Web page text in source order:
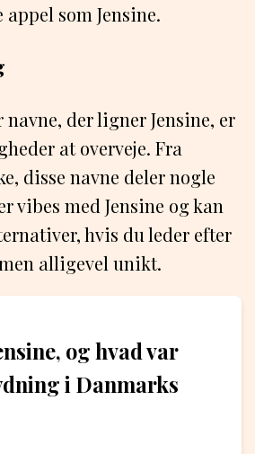
som Jensine.
der ligner Jensine, er
at overveje. Fra
disse navne deler nogle
vibes med Jensine og kan
hvis du leder efter
alligevel unikt.
og hvad var
i Danmarks